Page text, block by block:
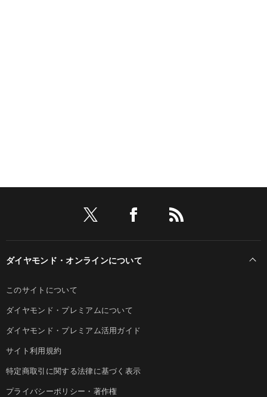
ダイヤモンド・オンラインについて
このサイトについて
ダイヤモンド・プレミアムについて
ダイヤモンド・プレミアム活用ガイド
サイト利用規約
特定商取引に関する法律に基づく表示
プライバシーポリシー・著作権